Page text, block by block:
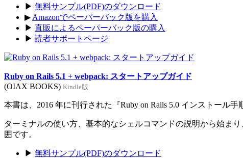
▶ 無料サンプル(PDF)のダウンロード
▶ Amazonでペーパーバック版を購入
▶ 直販によるペーパーバック版の購入
▶ 読者サポートページ
Ruby on Rails 5.1 + webpack: スタートアップガイド
(OIAX BOOKS) Kindle版
本書は、2016 年に刊行された『Ruby on Rails 5.0 インストール
ターミナルの使い方、基本的なシェルコマンドの説明から始ま
囲です。
▶ 無料サンプル(PDF)のダウンロード